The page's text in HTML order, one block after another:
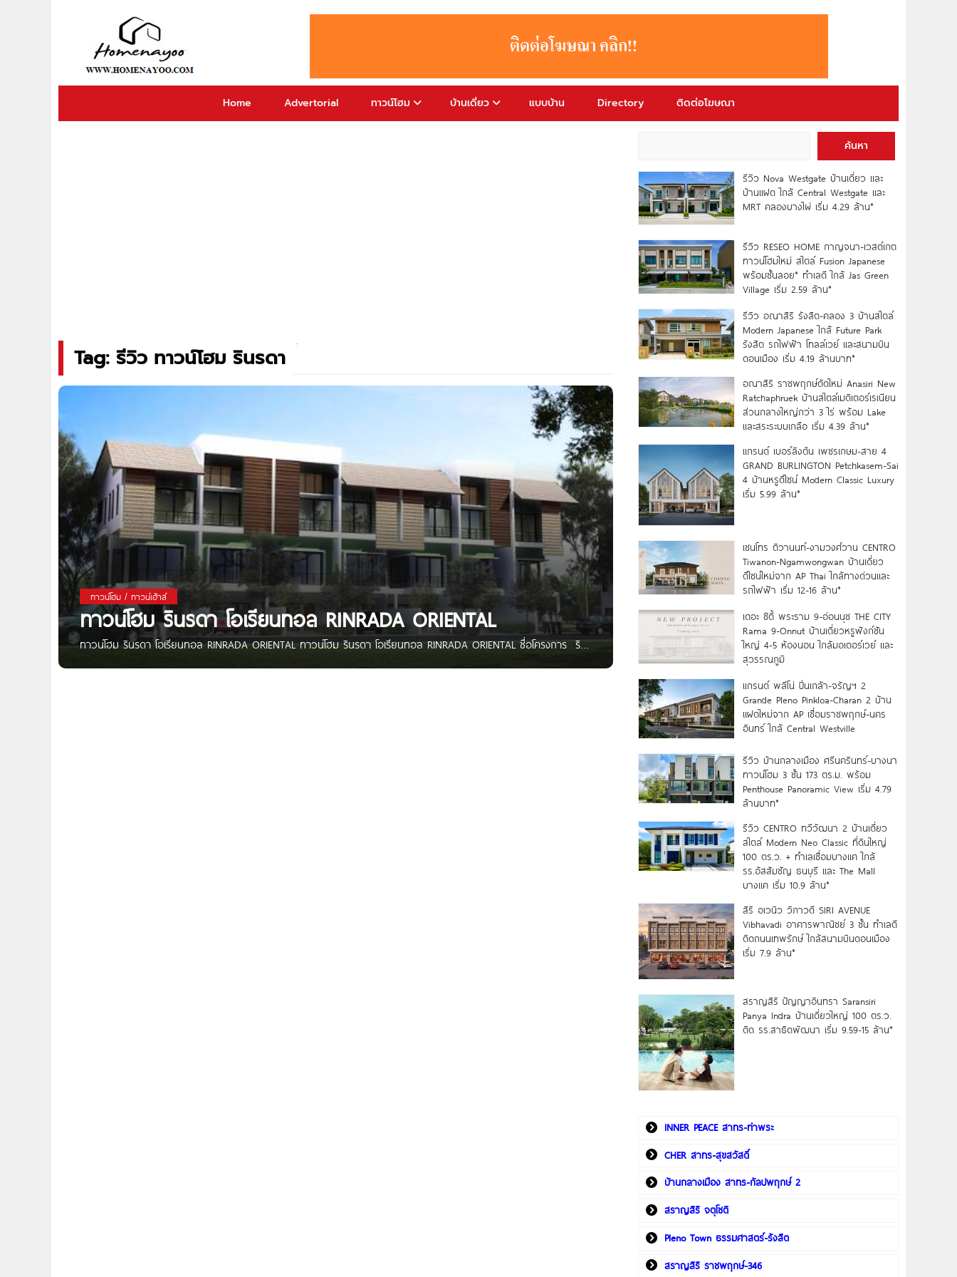
Home Advertorial ทาวน์โฮม บ้านเดี่ยว แบบบ้าน Directory ติดต่อโฆษณา
Tag: รีวิว ทาวน์โฮม รินรดา
ทาวน์โฮม / ทาวน์เฮ้าส์
ทาวน์โฮม รินรดา โอเรียนทอล RINRADA ORIENTAL
ทาวน์โฮม รินรดา โอเรียนทอล RINRADA ORIENTAL ทาวน์โฮม รินรดา โอเรียนทอล RINRADA ORIENTAL ชื่อโครงการ ริ
ค้นหา
รีวิว Nova Westgate บ้านเดี่ยว และ
บ้านแฝด ใกล้ Central Westgate และ
MRT คลองบางไผ่ เริ่ม 4.29 ล้าน*
รีวิว RESEO HOME กาญจนา-เวสต์เกต
ทาวน์โฮมใหม่ สไตล์ Fusion Japanese
พร้อมชั้นลอย* ทำเลดี ใกล้ Jas Green
Village เริ่ม 2.59 ล้าน*
รีวิว อณาสิริ รังสิต-คลอง 3 บ้านสไตล์
Modern Japanese ใกล้ Future Park
รังสิต รถไฟฟ้า โทลล์เวย์ และสนามบิน
ดอนเมือง เริ่ม 4.19 ล้านบาท*
อณาสิริ ราชพฤกษ์ตัดใหม่ Anasiri New
Ratchaphruek บ้านสไตล์เมดิเตอร์เรเนียน
ส่วนกลางใหญ่กว่า 3 ไร่ พร้อม Lake
และสระระบบเกลือ เริ่ม 4.39 ล้าน*
แกรนด์ เบอร์ลิงตัน เพชรเกษม-สาย 4
GRAND BURLINGTON Petchkasem-Sai
4 บ้านหรูดีไซน์ Modern Classic Luxury
เริ่ม 5.99 ล้าน*
เซนโทร ติวานนท์-งามวงศ์วาน CENTRO
Tiwanon-Ngamwongwan บ้านเดี่ยว
ดีไซน์ใหม่จาก AP Thai ใกล้ทางด่วนและ
รถไฟฟ้า เริ่ม 12-16 ล้าน*
เดอะ ซิตี้ พระราม 9-อ่อนนุช THE CITY
Rama 9-Onnut บ้านเดี่ยวหรูฟังก์ชัน
ใหญ่ 4-5 ห้องนอน ใกล้มอเตอร์เวย์ และ
สุวรรณภูมิ
แกรนด์ พลีโน่ ปิ่นเกล้า-จรัญฯ 2
Grande Pleno Pinkloa-Charan 2 บ้าน
แฝดใหม่จาก AP เชื่อมราชพฤกษ์-นคร
อินทร์ ใกล้ Central Westville
รีวิว บ้านกลางเมือง ศรีนครินทร์-บางนา
ทาวน์โฮม 3 ชั้น 173 ตร.ม. พร้อม
Penthouse Panoramic View เริ่ม 4.79
ล้านบาท*
รีวิว CENTRO ทวีวัฒนา 2 บ้านเดี่ยว
สไตล์ Modern Neo Classic ที่ดินใหญ่
100 ตร.ว. + ทำเลเชื่อมบางแค ใกล้
รร.อัสสัมชัญ ธนบุรี และ The Mall
บางแค เริ่ม 10.9 ล้าน*
สิริ อเวนิว วิภาวดี SIRI AVENUE
Vibhavadi อาคารพาณิชย์ 3 ชั้น ทำเลดี
ติดถนนเทพรักษ์ ใกล้สนามบินดอนเมือง
เริ่ม 7.9 ล้าน*
สราญสิริ ปัญญาอินทรา Saransiri
Panya Indra บ้านเดี่ยวใหญ่ 100 ตร.ว.
ดิด รร.สาธิตพัฒนา เริ่ม 9.59-15 ล้าน*
INNER PEACE สาทร-ท่าพระ
CHER สาทร-สุขสวัสดิ์
บ้านกลางเมือง สาทร-กัลปพฤกษ์ 2
สราญสิริ จตุโชติ
Pleno Town ธรรมศาสตร์-รังสิต
สราญสิริ ราชพฤกษ์-346